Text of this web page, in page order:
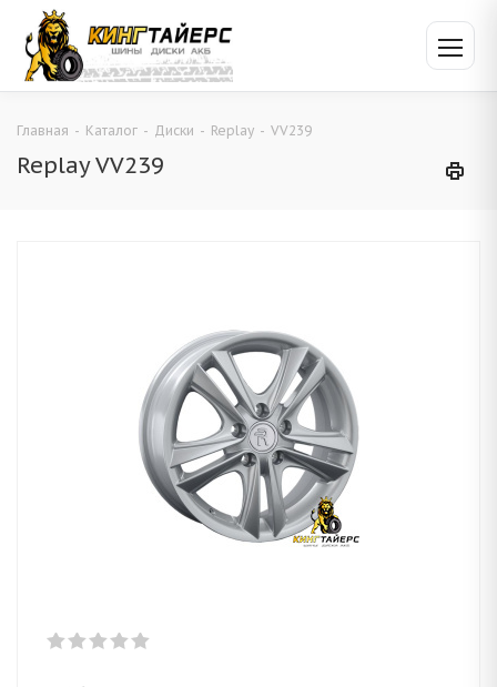
Главная - Каталог - Диски - Replay - VV239
Replay VV239